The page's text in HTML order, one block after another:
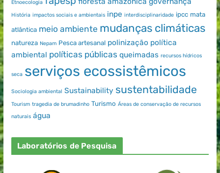
Etnoecologia
História impactos sociais e ambientais inpe interdisciplinaridade ipcc mata
atlântica meio ambiente mudanças climáticas
natureza Nepam Pesca artesanal polinização política
ambiental políticas públicas queimadas recursos hídricos
seca serviços ecossistêmicos
Sociologia ambiental Sustainability sustentabilidade
Tourism tragedia de brumadinho Turismo Áreas de conservação de recursos
naturais água
Laboratórios de Pesquisa